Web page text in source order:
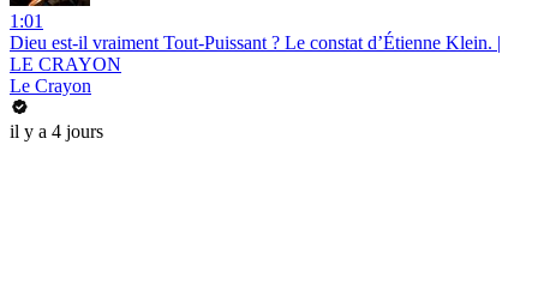
1:01
Dieu est-il vraiment Tout-Puissant ? Le constat d’Étienne Klein. |
LE CRAYON
Le Crayon
il y a 4 jours